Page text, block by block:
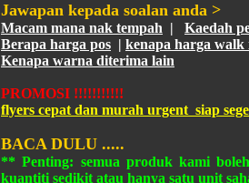
Jawapan kepada soalan anda >
Macam mana nak tempah | Kaedah
Berapa harga pos | kenapa harga walk
Kenapa warna diterima lain
PROMOSI !!!!!!!!!!!
flyers cepat dan murah urgent siap
BACA DULU .....
** Penting: semua produk kami
kuantiti sedikit atau hanya satu unit